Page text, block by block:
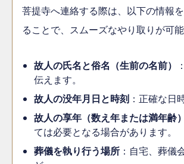
菩提寺へ連絡する際は、以下の情報
ることで、スムーズなやり取りが可能
故人の氏名と俗名（生前の名前）
伝えます。
故人の没年月日と時刻 ：正確な日
故人の享年（数え年または満年齢）
ては必要となる場合があります。
葬儀を執り行う場所 ：自宅、葬儀